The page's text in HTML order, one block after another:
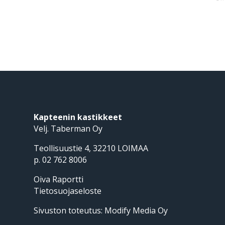
Kapteenin kastikkeet
Velj. Taberman Oy
Teollisuustie 4, 32210 LOIMAA
p. 02 762 8006
Oiva Raportti
Tietosuojaseloste
Sivuston toteutus: Modify Media Oy